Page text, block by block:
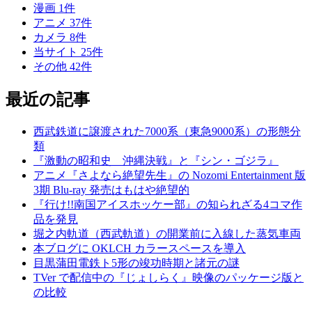
漫画 1件
アニメ 37件
カメラ 8件
当サイト 25件
その他 42件
最近の記事
西武鉄道に譲渡された7000系（東急9000系）の形態分
類
『激動の昭和史 沖縄決戦』と『シン・ゴジラ』
アニメ『さよなら絶望先生』の Nozomi Entertainment 版
3期 Blu-ray 発売はもはや絶望的
『行け!!南国アイスホッケー部』の知られざる4コマ作
品を発見
堀之内軌道（西武軌道）の開業前に入線した蒸気車両
本ブログに OKLCH カラースペースを導入
目黒蒲田電鉄ト5形の竣功時期と諸元の謎
TVer で配信中の『じょしらく』映像のパッケージ版と
の比較